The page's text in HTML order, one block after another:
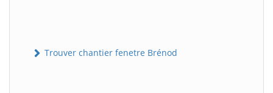
Trouver chantier fenetre Brénod